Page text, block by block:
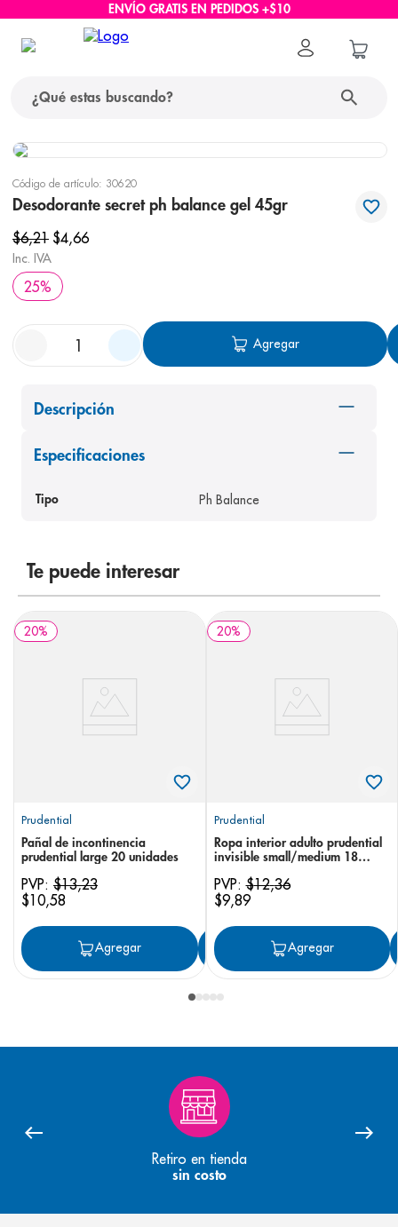
ENVÍO GRATIS EN PEDIDOS +$10
Código de artículo: 30620
Desodorante secret ph balance gel 45gr
$6,21 $4,66
Inc. IVA
25%
Agregar
Descripción
Especificaciones
Tipo Ph Balance
Te puede interesar
20%
Prudential
Pañal de incontinencia
prudential large 20 unidades
PVP: $13,23
$10,58
Agregar Agregar
20%
Prudential
Ropa interior adulto prudential
invisible small/medium 18
PVP:$12,36
$9,89
Agregar
Retiro en tienda
sin costo
términos más buscados
1. protector solar
2 pañales
3.
4. cerave
5. nivea
shampoo
8. panolini
pediasure